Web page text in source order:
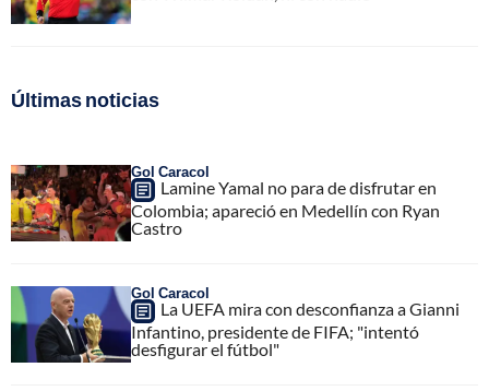
Últimas noticias
Gol Caracol
Lamine Yamal no para de disfrutar en
Colombia; apareció en Medellín con Ryan
Castro
Gol Caracol
La UEFA mira con desconfianza a Gianni
Infantino, presidente de FIFA; "intentó
desfigurar el fútbol"